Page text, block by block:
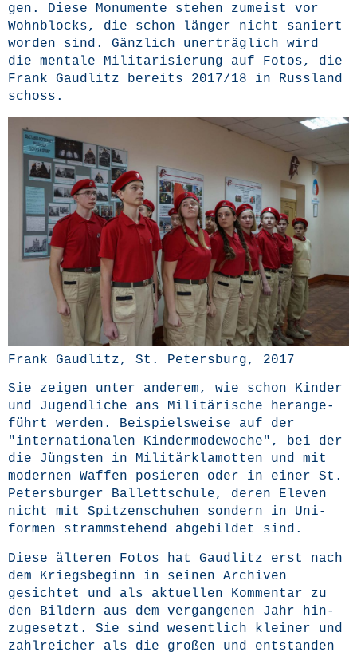
gen. Die­se Monu­men­te ste­hen zumeist vor
Wohn­blocks, die schon län­ger nicht saniert
wor­den sind. Gänz­lich uner­träg­lich wird
die men­ta­le Mili­ta­ri­sie­rung auf Fotos, die
Frank Gaud­litz bereits 2017/18 in Russ­land
schoss.
Frank Gaud­litz, St. Peters­burg, 2017
Sie zei­gen unter ande­rem, wie schon Kin­der
und Jugend­li­che ans Mili­tä­ri­sche her­an­ge­
führt wer­den. Bei­spiels­wei­se auf der
"inter­na­tio­na­len Kin­der­mo­de­wo­che", bei der
die Jüngs­ten in Mili­tär­kla­mot­ten und mit
moder­nen Waf­fen posie­ren oder in einer St.
Peters­bur­ger Bal­lett­schu­le, deren Ele­ven
nicht mit Spit­zen­schu­hen son­dern in Uni­
for­men stramm­ste­hend abge­bil­det sind.
Die­se älte­ren Fotos hat Gaud­litz erst nach
dem Kriegs­be­ginn in sei­nen Archi­ven
gesich­tet und als aktu­el­len Kom­men­tar zu
den Bil­dern aus dem ver­gan­ge­nen Jahr hin­
zu­ge­setzt. Sie sind wesent­lich klei­ner und
zahl­rei­cher als die gro­ßen und ent­stan­den